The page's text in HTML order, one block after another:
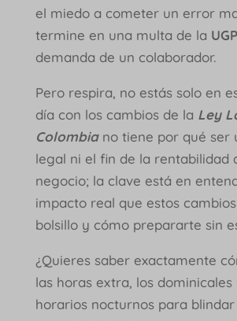
el miedo a cometer un error
termine en una multa de la
demanda de un colaborador.
Pero respira, no estás solo en
día con los cambios de la Ley
Colombia no tiene por qué ser
legal ni el fin de la rentabilidad
negocio; la clave está en
impacto real que estos
bolsillo y cómo prepararte sin
¿Quieres saber exactamente
las horas extra, los dominicales
horarios nocturnos para